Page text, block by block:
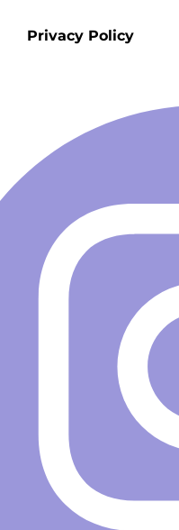
Privacy Policy